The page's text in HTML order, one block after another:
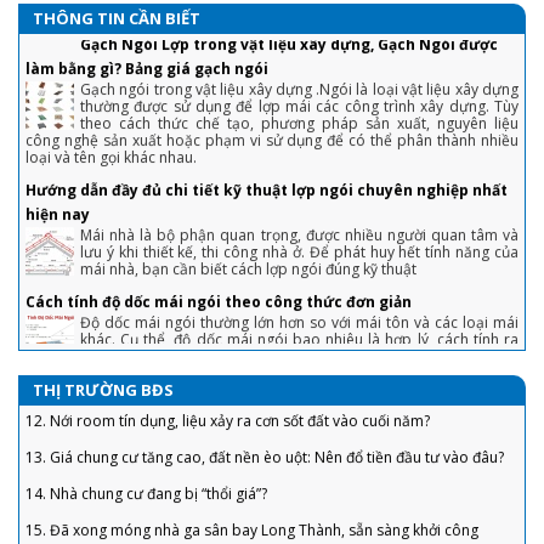
THÔNG TIN CẦN BIẾT
Gạch Ngói Lợp trong vật liệu xây dựng, Gạch Ngói được
làm bằng gì? Bảng giá gạch ngói
Gạch ngói trong vật liệu xây dựng .Ngói là loại vật liệu xây dựng
thường được sử dụng để lợp mái các công trình xây dựng. Tùy
theo cách thức chế tạo, phương pháp sản xuất, nguyên liệu
công nghệ sản xuất hoặc phạm vi sử dụng để có thể phân thành nhiều
loại và tên gọi khác nhau.
Hướng dẫn đầy đủ chi tiết kỹ thuật lợp ngói chuyên nghiệp nhất
Mái nhà là bộ phận quan trọng, được nhiều người quan tâm và
lưu ý khi thiết kế, thi công nhà ở. Để phát huy hết tính năng của
mái nhà, bạn cần biết cách lợp ngói đúng kỹ thuật
Cách tính độ dốc mái ngói theo công thức đơn giản
Độ dốc mái ngói thường lớn hơn so với mái tôn và các loại mái
khác. Cụ thể, độ dốc mái ngói bao nhiêu là hợp lý, cách tính ra
sao? Mời bạn tham khảo trong bài viết dưới đây.
HƯỚNG DẪN CÁCH TÍNH DIỆN TÍCH MÁI NGÓI ĐƠN GIẢN VÀ CHÍNH
XÁC NHẤT
Đối với một ngôi nhà, kiến trúc đóng vai trò quan trọng trong
việc tạo nét đẹp và tính thẩm mỹ cao.
Vì sao nên dùng sơn chống cháy trong xây dựng?
Không phải ngẫu nhiên mà sơn chống cháy được xem là phương
pháp chống cháy thụ động mang đến hiệu quả cao
THỊ TRƯỜNG BĐS
3. Chiêu tránh sập bẫy khi mua nhà lần đầu tiết kiệm cả đống tiền
4. Tuyệt chiêu trả giá nhà đất, mua 'hời' ăn lộc trăm triệu
5. Chiêu bán nhà không cần qua môi giới, khách tranh hỏi được giá 'chốt'
nhanh
6. Sai lầm để đời khiến người vay tiền ngân hàng mua nhà phải “gánh nợ”
7. “Bỏng tay” với giá bán căn hộ ở TP. Hồ Chí Minh
8. Bất động sản tăng ưu đãi để thoát hàng "ế"
9. 5 Dự Án Có Căn Hộ Chung Cư Dưới 1 Tỷ TPHCM
Xây dựng nói gì?
11. Dự án đủ pháp lý ra thị trường BĐS chỉ “đếm trên đầu ngón tay”
12. Nới room tín dụng, liệu xảy ra cơn sốt đất vào cuối năm?
13. Giá chung cư tăng cao, đất nền èo uột: Nên đổ tiền đầu tư vào đâu?
14. Nhà chung cư đang bị “thổi giá”?
15. Đã xong móng nhà ga sân bay Long Thành, sẵn sàng khởi công
16. Nới room cho vay thấp khó giúp địa ốc phục hồi